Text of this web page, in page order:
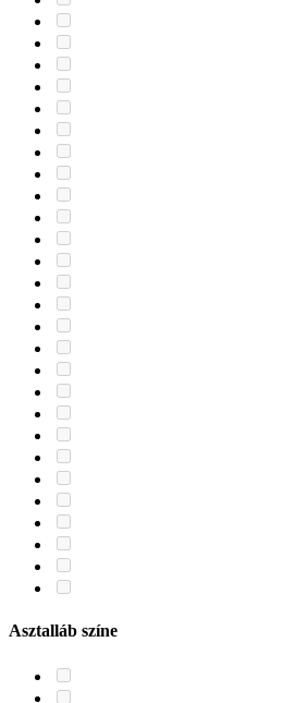
Asztalláb színe